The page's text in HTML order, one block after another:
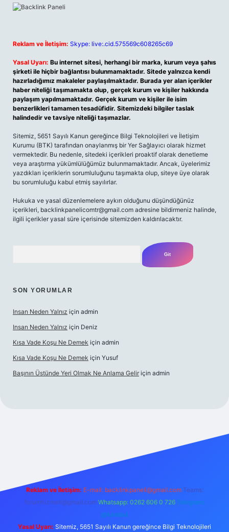
Reklam ve İletişim: Skype: live:.cid.575569c608265c69
Yasal Uyarı: Bu internet sitesi, herhangi bir marka, kurum veya şahıs
şirketi ile hiçbir bağlantısı bulunmamaktadır. Sitede yalnızca kendi
hazırladığımız makaleler paylaşılmaktadır. Burada yer alan içerikler
haber niteliği taşımamakta olup, gerçek kurum ve kişiler hakkında
paylaşım yapılmamaktadır. Gerçek kurum ve kişiler ile isim
benzerlikleri tamamen tesadüfidir. Sitemizdeki bilgiler taslak
halindedir ve tavsiye niteliği taşımazlar.
Sitemiz, 5651 Sayılı Kanun gereğince Bilgi Teknolojileri ve İletişim
Kurumu (BTK) tarafından onaylanmış bir Yer Sağlayıcı olarak hizmet
vermektedir. Bu nedenle, sitedeki içerikleri proaktif olarak denetleme
veya araştırma yükümlülüğümüz bulunmamaktadır. Ancak, üyelerimiz
yazdıkları içeriklerin sorumluluğunu taşımakta olup, siteye üye olarak
bu sorumluluğu kabul etmiş sayılırlar.
Hukuka ve yasal düzenlemelere aykırı olduğunu düşündüğünüz
içerikleri, backlinkpanelicomtr@gmail.com adresine bildirmeniz halinde,
ilgili içerikler yasal süre içerisinde sitemizden kaldırılacaktır.
SON YORUMLAR
Insan Neden Yalnız için admin
Insan Neden Yalnız için Deniz
Kısa Vade Koşu Ne Demek için admin
Kısa Vade Koşu Ne Demek için Yusuf
Başının Üstünde Yeri Olmak Ne Anlama Gelir için admin
Reklam ve İletişim: E-mail: backlinkpaneli@gmail.com Teams:
forumhizmeti@gmail.com Whatsapp: 0262 606 0 726 Telegram:
@karabul
Yasal Uyarı: Sitemiz, 5651 Sayılı Kanun gereğince Bilgi Teknolojileri